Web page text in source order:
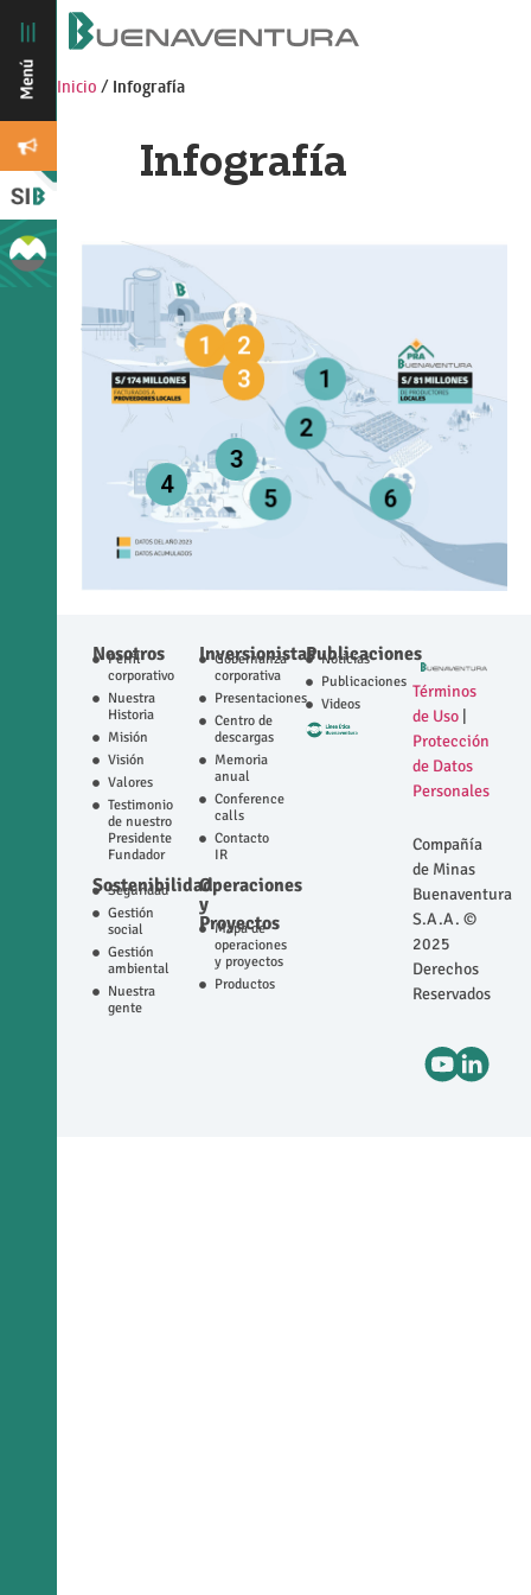
Inicio / Infografía
Infografía
1
2
3
1
2
3
4
5 6
Nosotros
Perfil
corporativo
Nuestra
Historia
Misión
Visión
Valores
Testimonio
de nuestro
Presidente
Fundador
Sostenibilidad
Seguridad
Gestión
social
Gestión
ambiental
Nuestra
gente
Inversionistas
Gobernanza
corporativa
Presentaciones
Centro de
descargas
Memoria
anual
Conference
calls
Contacto
IR
Operaciones
y
Proyectos
Mapa de
operaciones
y proyectos
Productos
Publicaciones
Noticias
Publicaciones
Videos
Términos
de Uso
Protección
de Datos
Personales
Compañía
de Minas
Buenaventura
S.A.A. ©
2025
Derechos
Reservados